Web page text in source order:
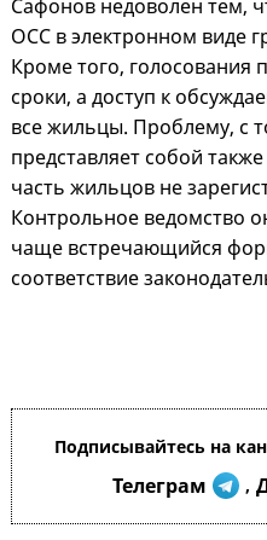
Сафонов недоволен тем,
ОСС в электронном виде
Кроме того, голосования
сроки, а доступ к
все жильцы. Проблему, с
представляет собой
часть жильцов не
Контрольное ведомство
чаще встречающийся
соответствие
Подписывайтесь на
Телеграм ,